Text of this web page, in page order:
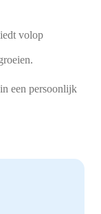
volop
een persoonlijk